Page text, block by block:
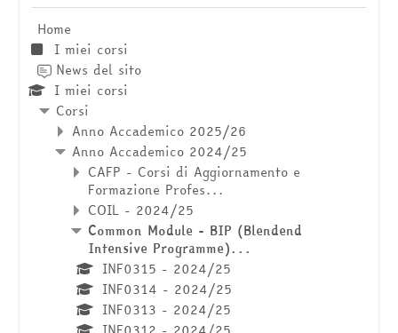
Home
I miei corsi
News del sito
I miei corsi
Corsi
Anno Accademico 2025/26
Anno Accademico 2024/25
CAFP - Corsi di Aggiornamento e
Formazione Profes...
COIL - 2024/25
Common Module - BIP (Blendend
Intensive Programme)...
INF0315 - 2024/25
INF0314 - 2024/25
INF0313 - 2024/25